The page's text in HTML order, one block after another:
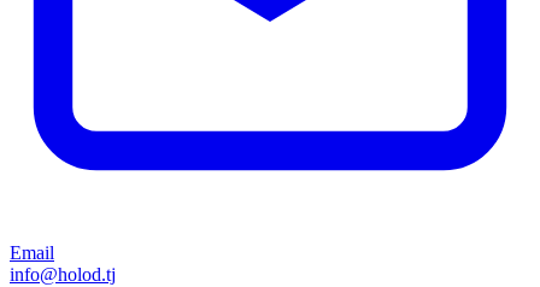
Email
info@holod.tj